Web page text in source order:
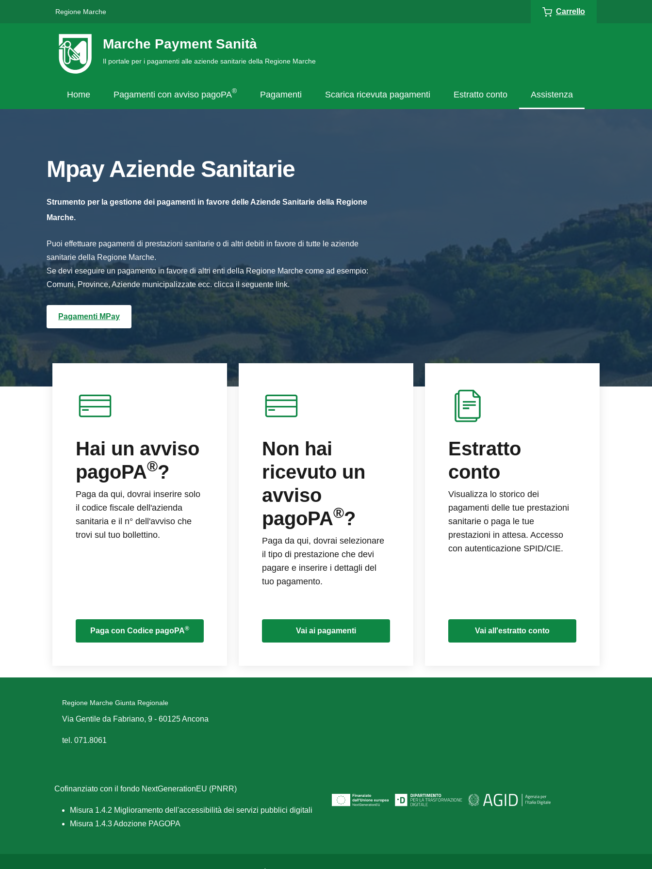
Regione Marche Carrello
Marche Payment Sanità
Il portale per i pagamenti alle aziende sanitarie della Regione Marche
Home Pagamenti con avviso pagoPA® Pagamenti Scarica ricevuta pagamenti Estratto conto Assistenza
Mpay Aziende Sanitarie
Strumento per la gestione dei pagamenti in favore delle Aziende Sanitarie della Regione
Marche.
Puoi effettuare pagamenti di prestazioni sanitarie o di altri debiti in favore di tutte le aziende
sanitarie della Regione Marche.
Se devi eseguire un pagamento in favore di altri enti della Regione Marche come ad esempio:
Comuni, Province, Aziende municipalizzate ecc. clicca il seguente link.
Pagamenti MPay
Hai un avviso
pagoPA®?
Paga da qui, dovrai inserire solo
il codice fiscale dell'azienda
sanitaria e il n° dell'avviso che
trovi sul tuo bollettino.
Paga con Codice pagoPA®
Non hai
ricevuto un
avviso
pagoPA®?
Paga da qui, dovrai selezionare
il tipo di prestazione che devi
pagare e inserire i dettagli del
tuo pagamento.
Vai ai pagamenti
Estratto
conto
Visualizza lo storico dei
pagamenti delle tue prestazioni
sanitarie o paga le tue
prestazioni in attesa. Accesso
con autenticazione SPID/CIE.
Vai all'estratto conto
Regione Marche Giunta Regionale
Via Gentile da Fabriano, 9 - 60125 Ancona
tel. 071.8061
Cofinanziato con il fondo NextGenerationEU (PNRR)
Misura 1.4.2 Miglioramento dell'accessibilità dei servizi pubblici digitali
Misura 1.4.3 Adozione PAGOPA